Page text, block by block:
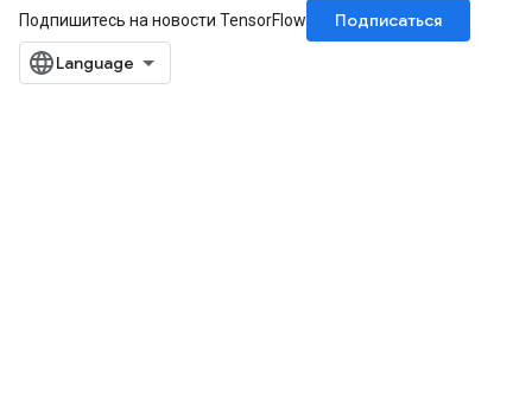
Подпишитесь на новости TensorFlow
Подписаться